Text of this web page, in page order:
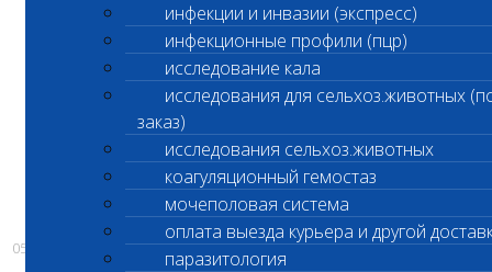
инфекции и инвазии (экспресс)
инфекционные профили (пцр)
исследование кала
исследования для сельхоз.животных
заказ)
исследования сельхоз.животных
коагуляционный гемостаз
мочеполовая система
оплата выезда курьера и другой
паразитология
(м. «Нагорная» ул. Электролитный проезд,
д.3. стр.12)
05.06.2020